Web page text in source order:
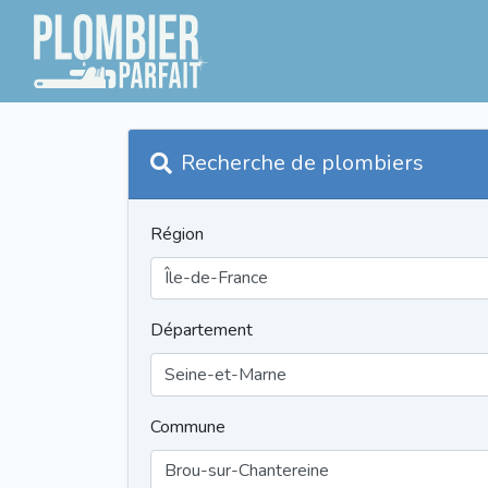
Recherche de plombiers
Région
Département
Commune